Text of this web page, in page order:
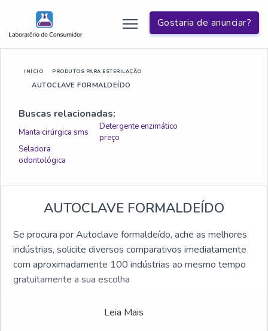
Gostaria de anunciar?
INÍCIO PRODUTOS PARA ESTERILAÇÃO
AUTOCLAVE FORMALDEÍDO
Buscas relacionadas:
Manta cirúrgica sms
Detergente enzimático
preço
Seladora
odontológica
AUTOCLAVE FORMALDEÍDO
Se procura por Autoclave formaldeído, ache as melhores
indústrias, solicite diversos comparativos imediatamente
com aproximadamente 100 indústrias ao mesmo tempo
gratuitamente a sua escolha
Leia Mais